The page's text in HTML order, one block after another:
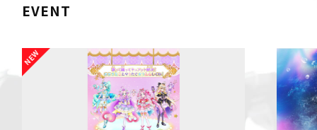
EVENT